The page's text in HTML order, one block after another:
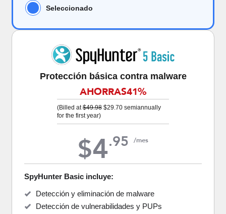
Protección básica contra malware
$4.95 /mes
AHORRAS41%
(Billed at$49.98 $29.70semiannually
for the first year)
SpyHunter Basic incluye:
Detección y eliminación de malware
Detección de vulnerabilidades y PUPs
Seleccionado